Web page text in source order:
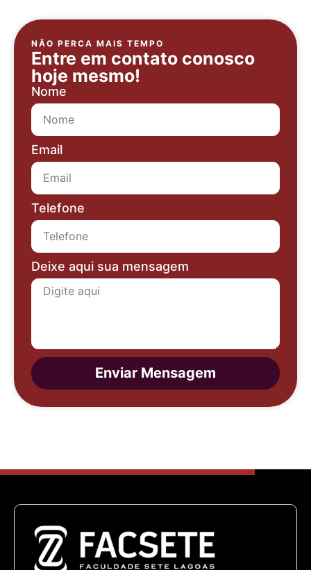
NÃO PERCA MAIS TEMPO
Entre em contato conosco
hoje mesmo!
Nome
Email
Telefone
Deixe aqui sua mensagem
Enviar Mensagem